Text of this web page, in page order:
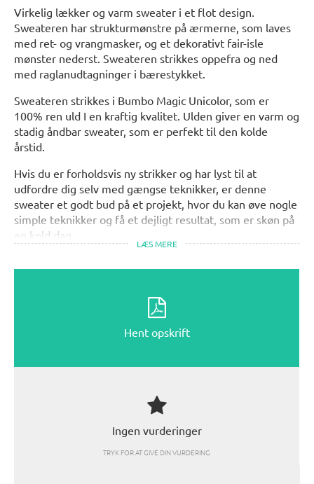
Virkelig lækker og varm sweater i et flot design.
Sweateren har strukturmønstre på ærmerne, som laves
med ret- og vrangmasker, og et dekorativt fair-isle
mønster nederst. Sweateren strikkes oppefra og ned
med raglanudtagninger i bærestykket.
Sweateren strikkes i Bumbo Magic Unicolor, som er
100% ren uld I en kraftig kvalitet. Ulden giver en varm og
stadig åndbar sweater, som er perfekt til den kolde
årstid.
Hvis du er forholdsvis ny strikker og har lyst til at
udfordre dig selv med gængse teknikker, er denne
sweater et godt bud på et projekt, hvor du kan øve nogle
simple teknikker og få et dejligt resultat, som er skøn på
en kold dag.
LÆS MERE
Hent opskrift
Ingen vurderinger
TRYK FOR AT GIVE DIN VURDERING